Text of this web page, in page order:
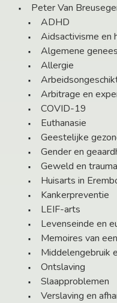
Peter Van
ADHD
Aidsactivisme en
Algemene
Allergie
Arbitrage en
COVID-19
Euthanasie
Geestelijke
Gender en
Geweld en trauma
Huisarts in
Kankerpreventie
LEIF-arts
Levenseinde en
Memoires van
Middelengebruik
Ontslaving
Slaapproblemen
Verslaving en